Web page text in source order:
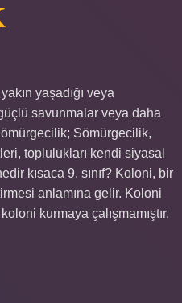
yaşadığı veya
savunmalar veya daha
Sömürgecilik,
toplulukları kendi siyasal
kısaca 9. sınıf? Koloni, bir
anlamına gelir. Koloni
kurmaya çalışmamıştır.